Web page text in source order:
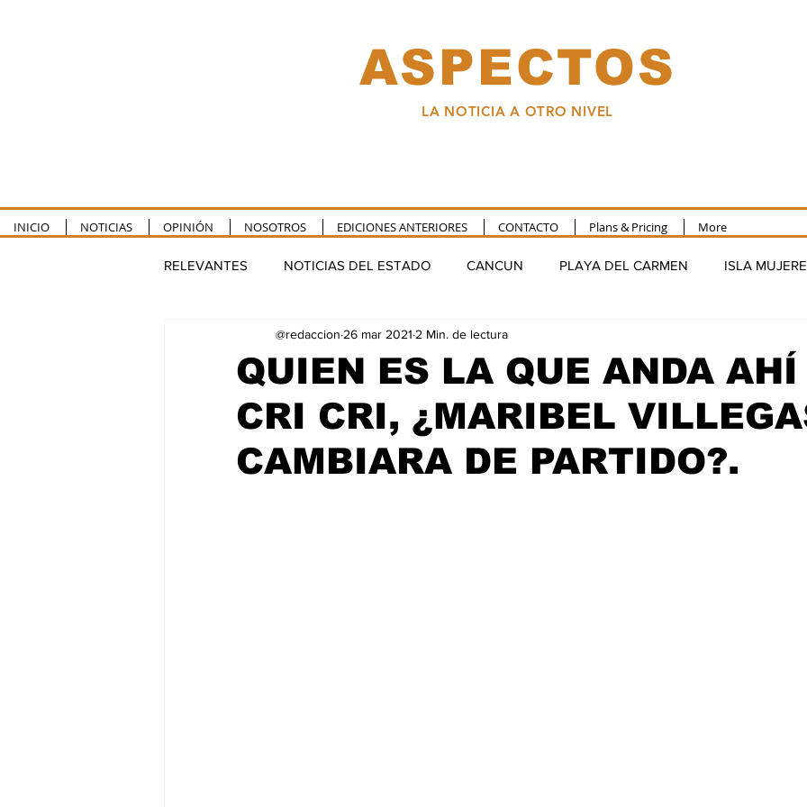
ASPECTOS
LA NOTICIA A OTRO NIVEL
INICIO NOTICIAS OPINIÓN NOSOTROS EDICIONES ANTERIORES CONTACTO Plans & Pricing More
RELEVANTES NOTICIAS DEL ESTADO CANCUN PLAYA DEL CARMEN ISLA
PUERTO MORELOS FELIPE CARRILLO PUERTO
CHETUMAL
QUIEN ES LA QUE ANDA AHÍ
CRI CRI, ¿MARIBEL
CAMBIARA DE PARTIDO?.
@redaccion 26 mar 2021 2 Min. de lectura